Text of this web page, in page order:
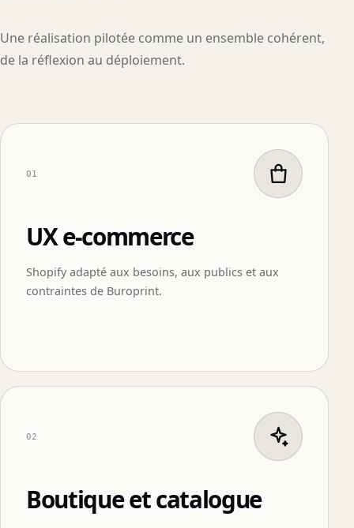
Une réalisation pilotée comme un ensemble cohérent,
de la réflexion au déploiement.
01
UX e-commerce
Shopify adapté aux besoins, aux publics et aux
contraintes de Buroprint.
02
Boutique et catalogue